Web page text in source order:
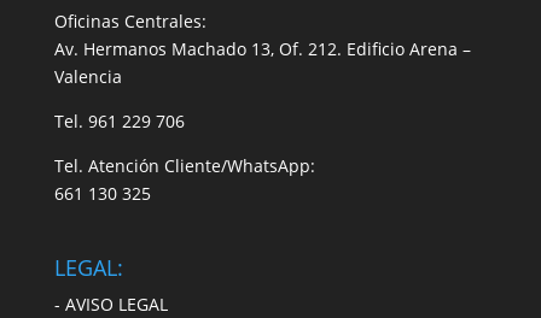
Oficinas Centrales:
Av. Hermanos Machado 13, Of. 212. Edificio Arena –
Valencia
Tel. 961 229 706
Tel. Atención Cliente/WhatsApp:
661 130 325
LEGAL:
- AVISO LEGAL